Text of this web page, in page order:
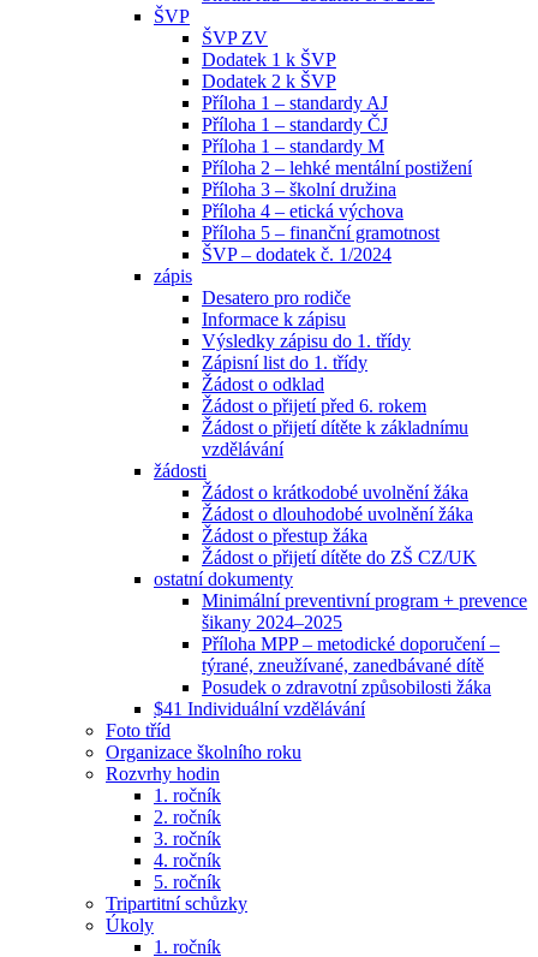
ŠVP
ŠVP ZV
Dodatek 1 k ŠVP
Dodatek 2 k ŠVP
Příloha 1 – standardy AJ
Příloha 1 – standardy ČJ
Příloha 1 – standardy M
Příloha 2 – lehké mentální postižení
Příloha 3 – školní družina
Příloha 4 – etická výchova
Příloha 5 – finanční gramotnost
ŠVP – dodatek č. 1/2024
zápis
Desatero pro rodiče
Informace k zápisu
Výsledky zápisu do 1. třídy
Zápisní list do 1. třídy
Žádost o odklad
Žádost o přijetí před 6. rokem
Žádost o přijetí dítěte k základnímu
vzdělávání
žádosti
Žádost o krátkodobé uvolnění žáka
Žádost o dlouhodobé uvolnění žáka
Žádost o přestup žáka
Žádost o přijetí dítěte do ZŠ CZ/UK
ostatní dokumenty
Minimální preventivní program + prevence
šikany 2024–2025
Příloha MPP – metodické doporučení –
týrané, zneužívané, zanedbávané dítě
Posudek o zdravotní způsobilosti žáka
$41 Individuální vzdělávání
Foto tříd
Organizace školního roku
Rozvrhy hodin
1. ročník
2. ročník
3. ročník
4. ročník
5. ročník
Tripartitní schůzky
Úkoly
1. ročník